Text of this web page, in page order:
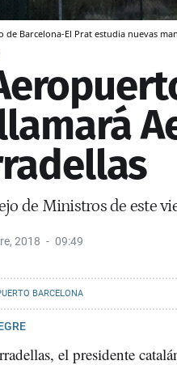
de Barcelona-El Prat estudia nuevas
de Ministros de este
2018 09:49
BARCELONA
el presidente